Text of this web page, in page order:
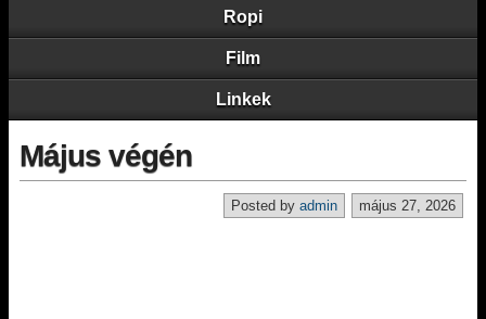
Ropi
Film
Linkek
Május végén
május 27, 2026
Posted by admin